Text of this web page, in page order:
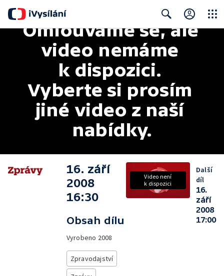
Search
Omlouváme se, ale
video nemáme
k dispozici.
Vyberte si prosím
jiné video z naší
nabídky.
16. září
2008
16:30
Obsah dílu
Vyrobeno 2008
Zpravodajství
Video není
k dispozici
Další
díl
16.
září
2008
17:00